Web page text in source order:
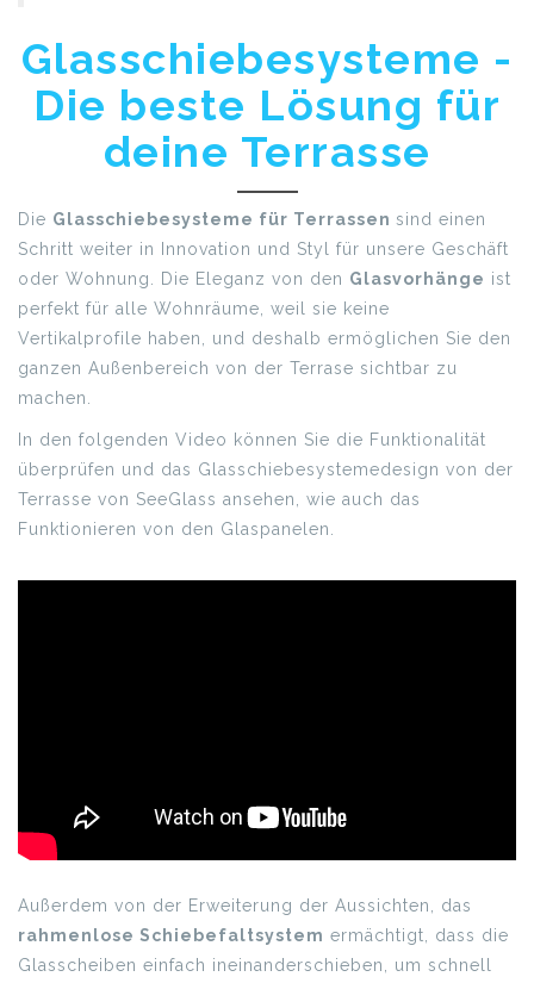
Glasschiebesysteme -
Die beste Lösung für
deine Terrasse
Die Glasschiebesysteme für Terrassen sind einen
Schritt weiter in Innovation und Styl für unsere Geschäft
oder Wohnung. Die Eleganz von den Glasvorhänge ist
perfekt für alle Wohnräume, weil sie keine
Vertikalprofile haben, und deshalb ermöglichen Sie den
ganzen Außenbereich von der Terrase sichtbar zu
machen.
In den folgenden Video können Sie die Funktionalität
überprüfen und das Glasschiebesystemedesign von der
Terrasse von SeeGlass ansehen, wie auch das
Funktionieren von den Glaspanelen.
Außerdem von der Erweiterung der Aussichten, das
rahmenlose Schiebefaltsystem ermächtigt, dass die
Glasscheiben einfach ineinanderschieben, um schnell